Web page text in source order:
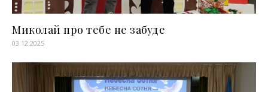
Миколай про тебе не забуде
03.12.2025